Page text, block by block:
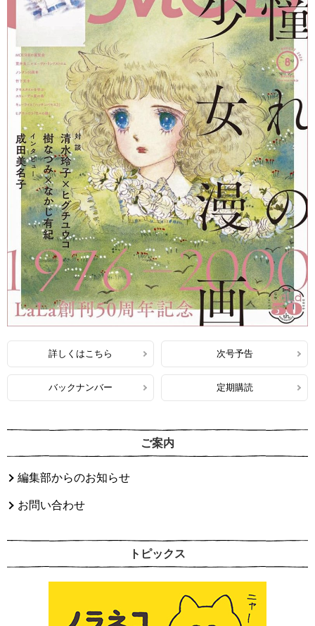
詳しくはこちら 次号予告
バックナンバー 定期購読
ご案内
編集部からのお知らせ
お問い合わせ
トピックス